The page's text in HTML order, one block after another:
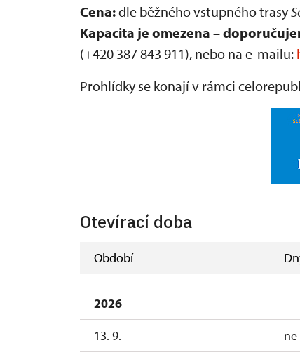
Cena:dle běžného vstupného trasy
Kapacita je omezena –
(+420 387 843 911), nebo na e-mailu:
Prohlídky se konají v rámci
Otevírací doba
Období
2026
13. 9.
ne